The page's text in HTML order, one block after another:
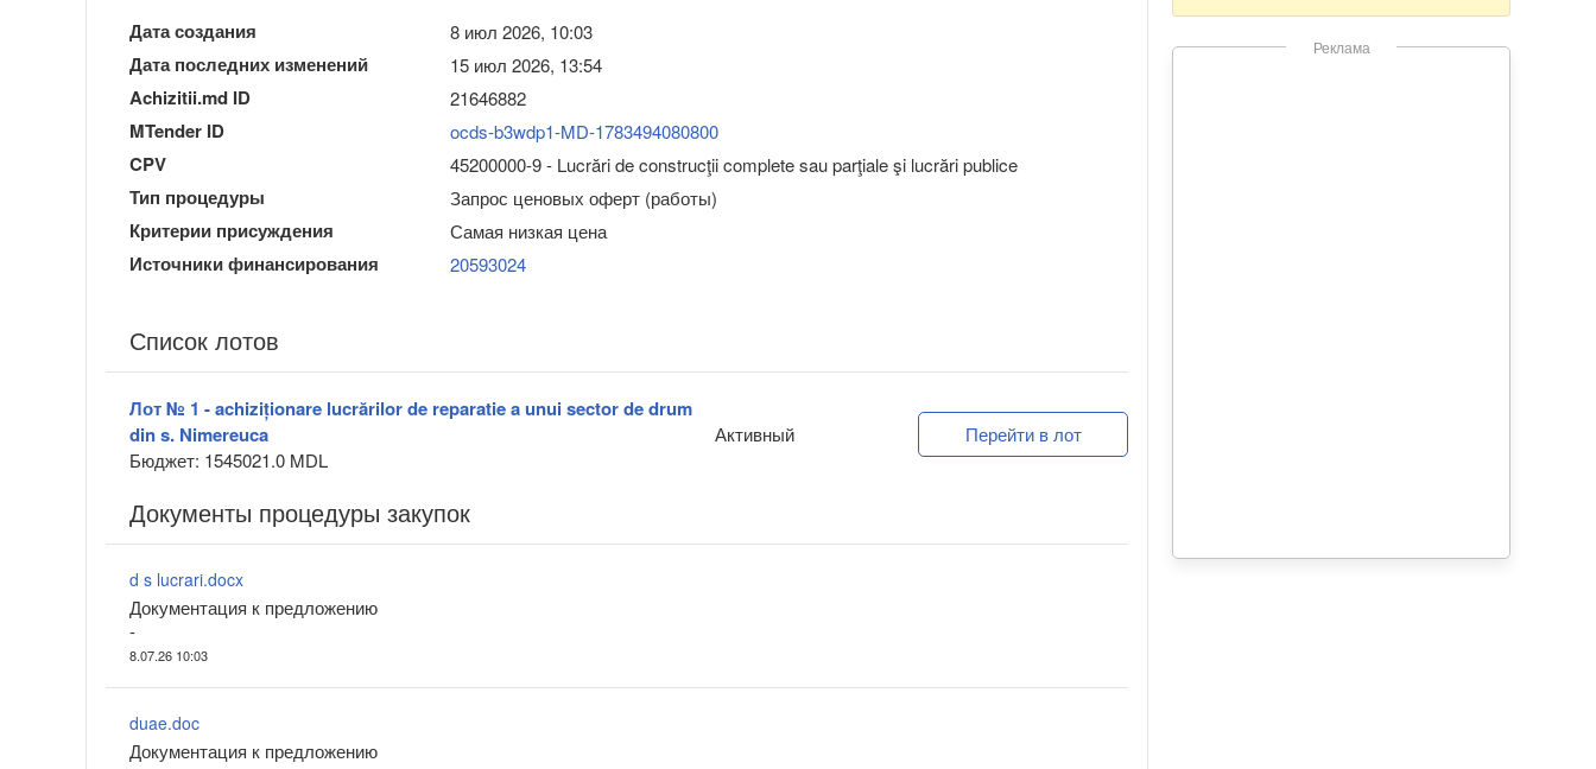
Реклама
Дата создания 8 июл 2026, 10:03
Дата последних изменений 15 июл 2026, 13:54
Achizitii.md ID 21646882
MTender ID ocds-b3wdp1-MD-1783494080800
CPV 45200000-9 - Lucrări de construcţii complete sau parţiale şi lucrări publice
Тип процедуры Запрос ценовых оферт (работы)
Критерии присуждения Самая низкая цена
Источники финансирования 20593024
Список лотов
Лот № 1 - achiziționare lucrărilor de reparatie a unui sector de drum
din s. Nimereuca
Бюджет: 1545021.0 MDL
Активный Перейти в лот
Документы процедуры закупок
d s lucrari.docx
Документация к предложению
-
8.07.26 10:03
duae.doc
Документация к предложению